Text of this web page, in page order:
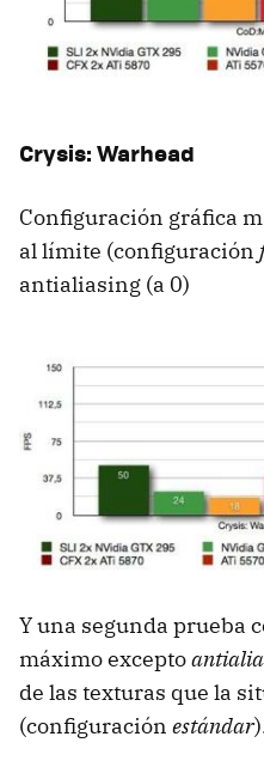
Crysis: Warhead
Configuración gráfica
al límite (configuración
antialiasing (a 0)
Y una segunda prueba
máximo excepto
de las texturas que la
(configuración estándar